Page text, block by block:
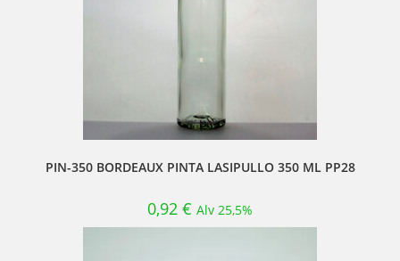
PIN-350 BORDEAUX PINTA LASIPULLO 350 ML PP28
0,92 € Alv 25,5%